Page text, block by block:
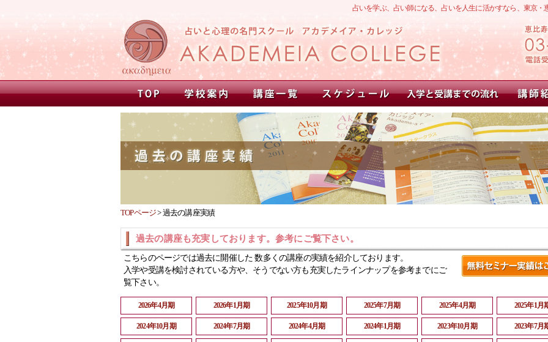
占いを学ぶ、占い師になる、占いを人生に活かすなら、東京
TOPページ>過去の講座実績
過去の講座も充実しております。参考にご覧下さい。
こちらのページでは過去に開催した 数多くの講座の実績を紹介しております。
入学や受講を検討されている方や、そうでない方も充実したラインナップを参考までにご
覧下さい。
2026年4月期 2026年1月期 2025年10月期 2025年7月期 2025年4月期 2025年1月
2024年10月期 2024年7月期 2024年4月期 2024年1月期 2023年10月期 2023年7月